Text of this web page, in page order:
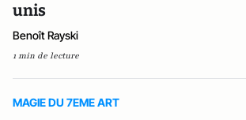
unis
Benoît Rayski
1 min de lecture
MAGIE DU 7EME ART